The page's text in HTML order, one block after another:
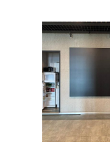
Previous
Next